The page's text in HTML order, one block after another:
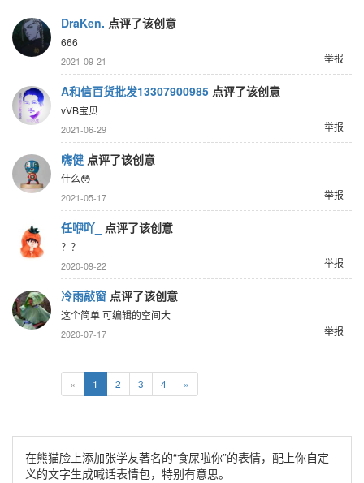
DraKen. 点评了该创意
666
举报
2021-09-21
A和信百货批发13307900985 点评了该创意
vVB宝贝
举报
2021-06-29
嗨健 点评了该创意
什么😳
举报
2021-05-17
任咿吖_ 点评了该创意
？？
举报
2020-09-22
冷雨敲窗 点评了该创意
这个简单 可编辑的空间大
举报
2020-07-17
« 1 2 3 4 »
在熊猫脸上添加张学友著名的“食屎啦你”的表情，配上你自定
义的文字生成喊话表情包，特别有意思。